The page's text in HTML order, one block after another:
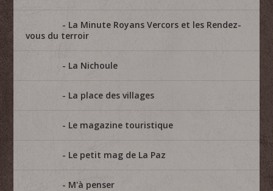
La Minute Royans Vercors et les Rendez-
vous du terroir
La Nichoule
La place des villages
Le magazine touristique
Le petit mag de La Paz
M'à penser